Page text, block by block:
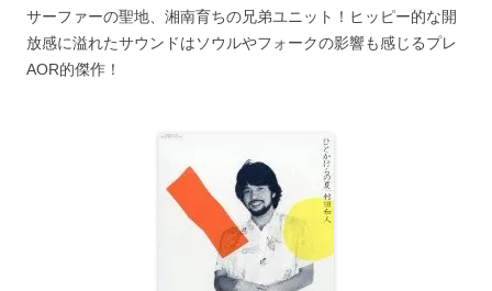
サーファーの聖地、湘南育ちの兄弟ユニット！ヒッピー的な開
放感に溢れたサウンドはソウルやフォークの影響も感じるプレ
AOR的傑作！